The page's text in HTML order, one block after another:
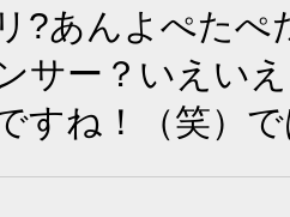
?あんよぺたぺ
サー？いえい
すね！（笑）